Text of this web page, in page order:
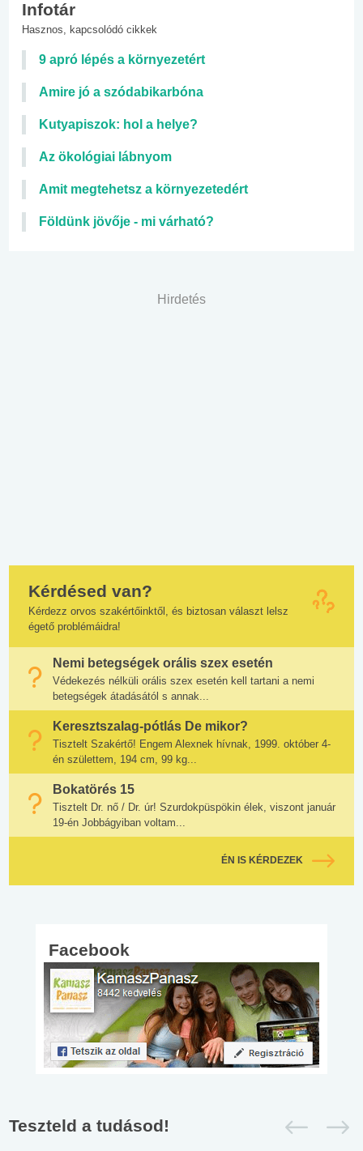
Infotár
Hasznos, kapcsolódó cikkek
9 apró lépés a környezetért
Amire jó a szódabikarbóna
Kutyapiszok: hol a helye?
Az ökológiai lábnyom
Amit megtehetsz a környezetedért
Földünk jövője - mi várható?
Hirdetés
Kérdésed van?
Kérdezz orvos szakértőinktől, és biztosan választ lelsz
égető problémáidra!
Nemi betegségek orális szex esetén
Védekezés nélküli orális szex esetén kell tartani a nemi
betegségek átadásától s annak...
Keresztszalag-pótlás De mikor?
Tisztelt Szakértő! Engem Alexnek hívnak, 1999. október 4-
én születtem, 194 cm, 99 kg...
Bokatörés 15
Tisztelt Dr. nő / Dr. úr! Szurdokpüspökin élek, viszont január
19-én Jobbágyiban voltam...
ÉN IS KÉRDEZEK
Facebook
Teszteld a tudásod!